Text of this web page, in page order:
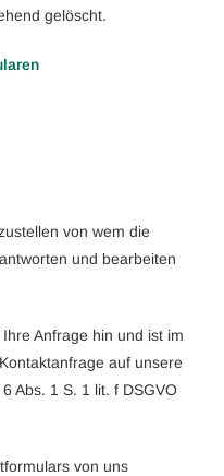
gelöscht.
von wem die
und bearbeiten
Anfrage hin und ist im
auf unsere
Abs. 1 S. 1 lit. f DSGVO
von uns